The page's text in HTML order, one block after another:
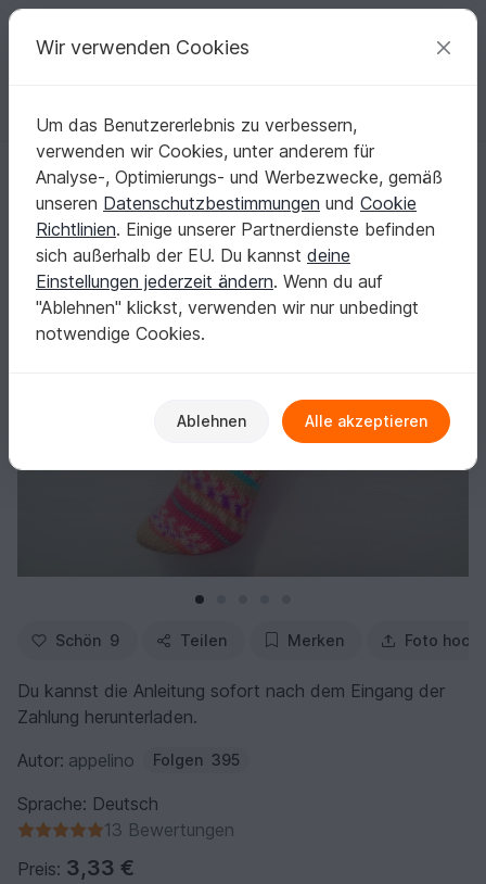
Deine kreativen Ideen
Deutsch | € (EUR) einloggen Kostenlos registrieren
Startseite Stricken Damen Socken & Beinstulpen
Strickanleitung - Sneakerssocken ohne Ferse mit Spitzenrand - Gr.
Strickanleitung - Sneakerssocken ohne Ferse
mit Spitzenrand - Gr. 36 - 41
Schön 9 Teilen Merken Foto
Du kannst die Anleitung sofort nach dem Eingang der
Zahlung herunterladen.
Autor: appelino Folgen 395
Sprache: Deutsch
13 Bewertungen
Preis: 3,33 €
Wir verwenden Cookies
Um das Benutzererlebnis zu verbessern,
verwenden wir Cookies, unter anderem für
Analyse-, Optimierungs- und Werbezwecke, gemäß
unseren Datenschutzbestimmungen und Cookie
Richtlinien. Einige unserer Partnerdienste befinden
sich außerhalb der EU. Du kannst deine
Einstellungen jederzeit ändern. Wenn du auf
"Ablehnen" klickst, verwenden wir nur unbedingt
notwendige Cookies.
Ablehnen Alle akzeptieren